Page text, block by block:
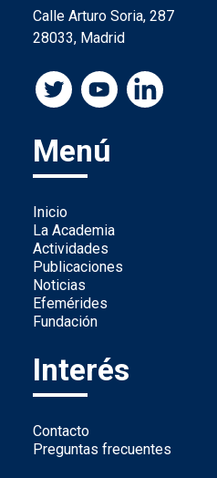
Calle Arturo Soria, 287
28033, Madrid
Menú
Inicio
La Academia
Actividades
Publicaciones
Noticias
Efemérides
Fundación
Interés
Contacto
Preguntas frecuentes